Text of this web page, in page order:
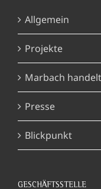
Allgemein
Projekte
Marbach handelt
Presse
Blickpunkt
GESCHÄFTSSTELLE